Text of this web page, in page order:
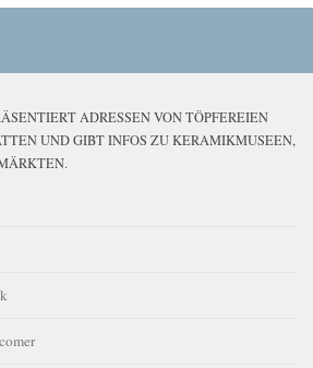
ADRESSEN VON TÖPFEREIEN
UND GIBT INFOS ZU KERAMIKMUSEEN,